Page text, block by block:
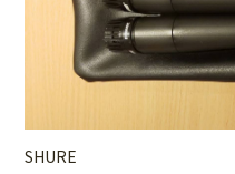
SHURE